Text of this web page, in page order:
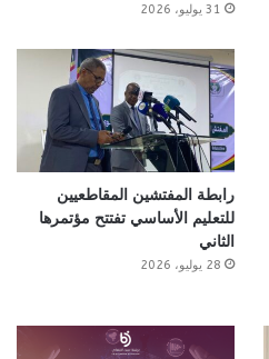
31 يوليو، 2026
رابطة المفتشين المقاطعيين
للتعليم الأساسي تفتتح مؤتمرها
الثاني
28 يوليو، 2026